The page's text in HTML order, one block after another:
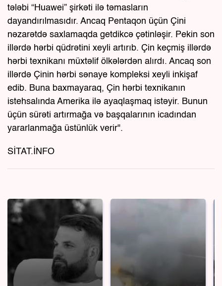
tələbi “Huawei” şirkəti ilə təmasların
dayandırılmasıdır. Ancaq Pentaqon üçün Çini
nəzarətdə saxlamaqda getdikcə çətinləşir. Pekin son
illərdə hərbi qüdrətini xeyli artırıb. Çin keçmiş illərdə
hərbi texnikanı müxtəlif ölkələrdən alırdı. Ancaq son
illərdə Çinin hərbi sənaye kompleksi xeyli inkişaf
edib. Buna baxmayaraq, Çin hərbi texnikanın
istehsalında Amerika ilə ayaqlaşmaq istəyir. Bunun
üçün sürəti artırmağa və başqalarının icadından
yararlanmağa üstünlük verir".
SİTAT.İNFO